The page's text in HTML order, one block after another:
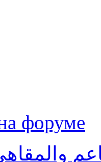
форуме